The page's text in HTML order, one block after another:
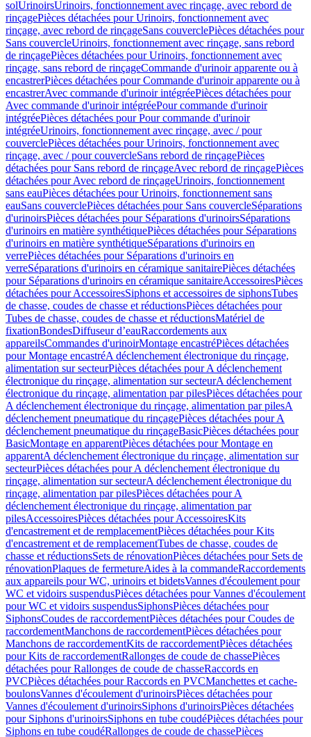
solUrinoirsUrinoirs, fonctionnement avec rinçage, avec rebord de
rinçagePièces détachées pour Urinoirs, fonctionnement avec
rinçage, avec rebord de rinçageSans couverclePièces détachées pour
Sans couvercleUrinoirs, fonctionnement avec rinçage, sans rebord
de rinçagePièces détachées pour Urinoirs, fonctionnement avec
rinçage, sans rebord de rinçageCommande d'urinoir apparente ou à
encastrerPièces détachées pour Commande d'urinoir apparente ou à
encastrerAvec commande d'urinoir intégréePièces détachées pour
Avec commande d'urinoir intégréePour commande d'urinoir
intégréePièces détachées pour Pour commande d'urinoir
intégréeUrinoirs, fonctionnement avec rinçage, avec / pour
couverclePièces détachées pour Urinoirs, fonctionnement avec
rinçage, avec / pour couvercleSans rebord de rinçagePièces
détachées pour Sans rebord de rinçageAvec rebord de rinçagePièces
détachées pour Avec rebord de rinçageUrinoirs, fonctionnement
sans eauPièces détachées pour Urinoirs, fonctionnement sans
eauSans couverclePièces détachées pour Sans couvercleSéparations
d'urinoirsPièces détachées pour Séparations d'urinoirsSéparations
d'urinoirs en matière synthétiquePièces détachées pour Séparations
d'urinoirs en matière synthétiqueSéparations d'urinoirs en
verrePièces détachées pour Séparations d'urinoirs en
verreSéparations d'urinoirs en céramique sanitairePièces détachées
pour Séparations d'urinoirs en céramique sanitaireAccessoiresPièces
détachées pour AccessoiresSiphons et accessoires de siphonsTubes
de chasse, coudes de chasse et réductionsPièces détachées pour
Tubes de chasse, coudes de chasse et réductionsMatériel de
fixationBondesDiffuseur d’eauRaccordements aux
appareilsCommandes d'urinoirMontage encastréPièces détachées
pour Montage encastréA déclenchement électronique du rinçage,
alimentation sur secteurPièces détachées pour A déclenchement
électronique du rinçage, alimentation sur secteurA déclenchement
électronique du rinçage, alimentation par pilesPièces détachées pour
A déclenchement électronique du rinçage, alimentation par pilesA
déclenchement pneumatique du rinçagePièces détachées pour A
déclenchement pneumatique du rinçageBasicPièces détachées pour
BasicMontage en apparentPièces détachées pour Montage en
apparentA déclenchement électronique du rinçage, alimentation sur
secteurPièces détachées pour A déclenchement électronique du
rinçage, alimentation sur secteurA déclenchement électronique du
rinçage, alimentation par pilesPièces détachées pour A
déclenchement électronique du rinçage, alimentation par
pilesAccessoiresPièces détachées pour AccessoiresKits
d'encastrement et de remplacementPièces détachées pour Kits
d'encastrement et de remplacementTubes de chasse, coudes de
chasse et réductionsSets de rénovationPièces détachées pour Sets de
rénovationPlaques de fermetureAides à la commandeRaccordements
aux appareils pour WC, urinoirs et bidetsVannes d'écoulement pour
WC et vidoirs suspendusPièces détachées pour Vannes d'écoulement
pour WC et vidoirs suspendusSiphonsPièces détachées pour
SiphonsCoudes de raccordementPièces détachées pour Coudes de
raccordementManchons de raccordementPièces détachées pour
Manchons de raccordementKits de raccordementPièces détachées
pour Kits de raccordementRallonges de coude de chassePièces
détachées pour Rallonges de coude de chasseRaccords en
PVCPièces détachées pour Raccords en PVCManchettes et cache-
boulonsVannes d'écoulement d'urinoirsPièces détachées pour
Vannes d'écoulement d'urinoirsSiphons d'urinoirsPièces détachées
pour Siphons d'urinoirsSiphons en tube coudéPièces détachées pour
Siphons en tube coudéRallonges de coude de chassePièces